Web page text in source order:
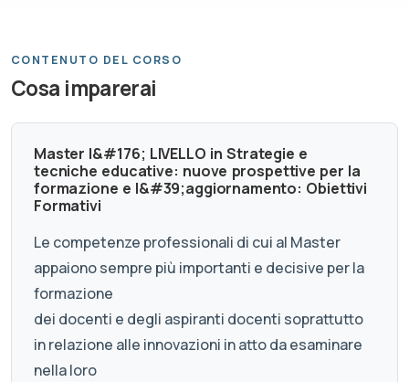
CONTENUTO DEL CORSO
Cosa imparerai
Master I&#176; LIVELLO in Strategie e
tecniche educative: nuove prospettive per la
formazione e l&#39;aggiornamento: Obiettivi
Formativi
Le competenze professionali di cui al Master
appaiono sempre più importanti e decisive per la
formazione
dei docenti e degli aspiranti docenti soprattutto
in relazione alle innovazioni in atto da esaminare
nella loro